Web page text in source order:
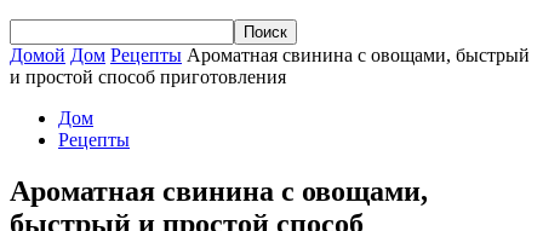
Домой Дом Рецепты Ароматная свинина с овощами, быстрый
и простой способ приготовления
Дом
Рецепты
Ароматная свинина с овощами,
быстрый и простой способ